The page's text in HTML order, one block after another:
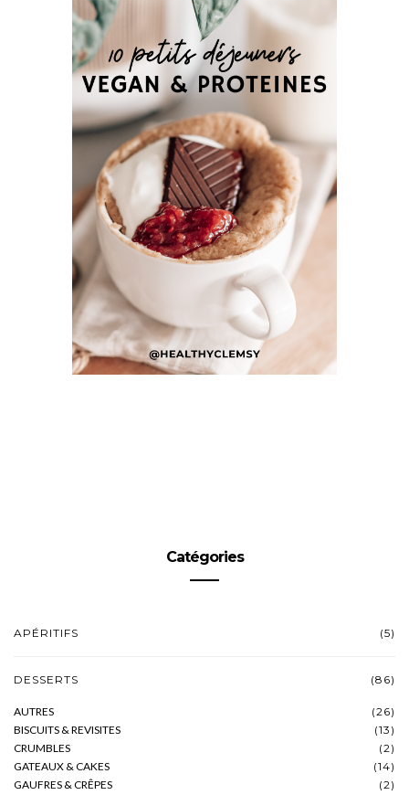
Catégories
APÉRITIFS (5)
DESSERTS (86)
AUTRES
(26)
BISCUITS & REVISITES
(13)
CRUMBLES
(2)
GATEAUX & CAKES
(14)
GAUFRES & CRÊPES
(2)